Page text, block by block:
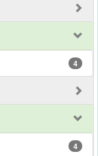
4
4